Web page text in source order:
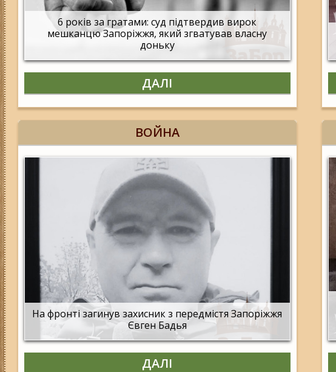
6 років за гратами: суд підтвердив вирок
мешканцю Запоріжжя, який згватував власну
доньку
ДАЛІ
ВОЙНА
На фронті загинув захисник з передмістя Запоріжжя
Євген Бадья
ДАЛІ